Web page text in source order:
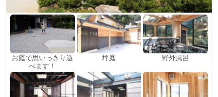
お庭で思いっきり遊
べます！
坪庭 野外風呂